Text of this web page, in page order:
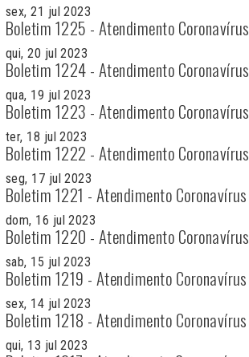
sex, 21 jul 2023
Boletim 1225 - Atendimento Coronavírus
qui, 20 jul 2023
Boletim 1224 - Atendimento Coronavírus
qua, 19 jul 2023
Boletim 1223 - Atendimento Coronavírus
ter, 18 jul 2023
Boletim 1222 - Atendimento Coronavírus
seg, 17 jul 2023
Boletim 1221 - Atendimento Coronavírus
dom, 16 jul 2023
Boletim 1220 - Atendimento Coronavírus
sab, 15 jul 2023
Boletim 1219 - Atendimento Coronavírus
sex, 14 jul 2023
Boletim 1218 - Atendimento Coronavírus
qui, 13 jul 2023